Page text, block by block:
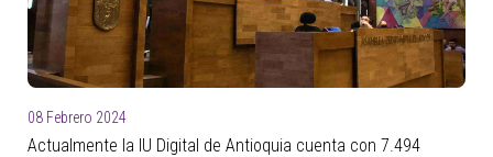
interactuar
contenido.
08 Febrero 2024
Actualmente la IU Digital de Antioquia cuenta con 7.494